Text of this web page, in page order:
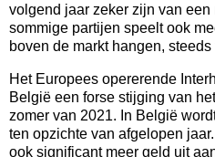
volgend jaar zeker zijn van
sommige partijen speelt ook
boven de markt hangen,
Het Europees opererende
België een forse stijging van
zomer van 2021. In België
ten opzichte van afgelopen
ook significant meer geld uit